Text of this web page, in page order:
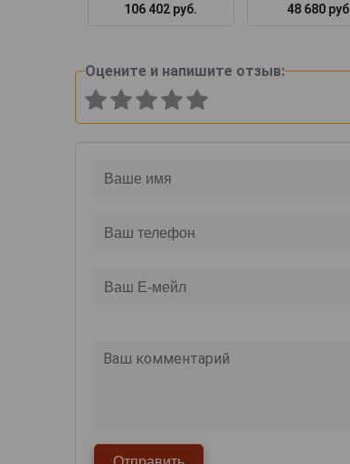
106 402 руб. 48 680
Оцените и напишите отзыв: